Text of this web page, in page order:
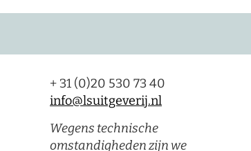
+ 31 (0)20 530 73 40
info@lsuitgeverij.nl
Wegens technische
omstandigheden zijn we